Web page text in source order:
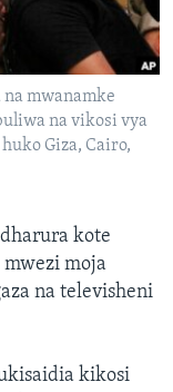
mwanamke
na vikosi vya
Giza, Cairo,
kote
moja
na televisheni
kikosi